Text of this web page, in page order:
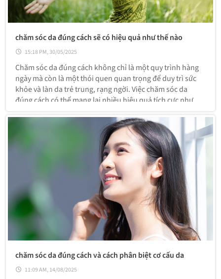
chăm sóc da đúng cách sẽ có hiệu quả như thế nào
15:18 PM, 30/05/2025
Chăm sóc da đúng cách không chỉ là một quy trình hàng
ngày mà còn là một thói quen quan trọng để duy trì sức
khỏe và làn da trẻ trung, rạng ngời. Việc chăm sóc da
đúng cách có thể mang lại nhiều hiệu quả tích cực như
chăm sóc da đúng cách và cách phân biệt cơ cấu da
11:09 AM, 14/08/2025